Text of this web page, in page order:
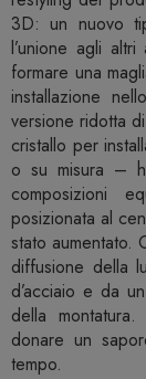
3D: un nuovo
l’unione agli
formare una
installazione
versione ridotta
cristallo per
o su misura –
composizioni
posizionata al
stato aumentato.
diffusione della
d’acciaio e da
della
donare un
tempo.